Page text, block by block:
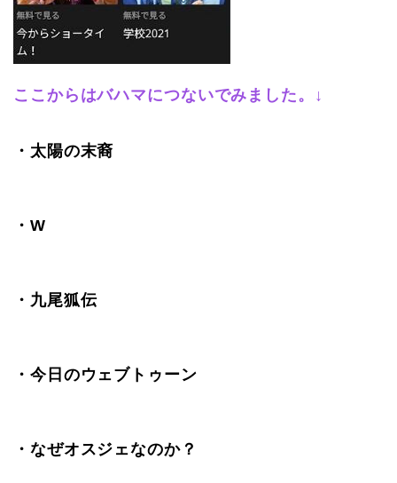
ここからはバハマにつないでみました。↓
・太陽の末裔
・W
・九尾狐伝
・今日のウェブトゥーン
・なぜオスジェなのか？